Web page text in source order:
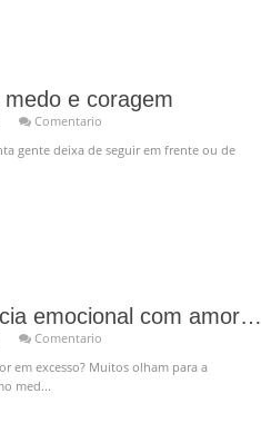
e coragem
Comentario
gente deixa de seguir em frente ou de
Que tal não confundir dependência emocional com amor em excesso?
Comentario
em excesso? Muitos olham para a
med...